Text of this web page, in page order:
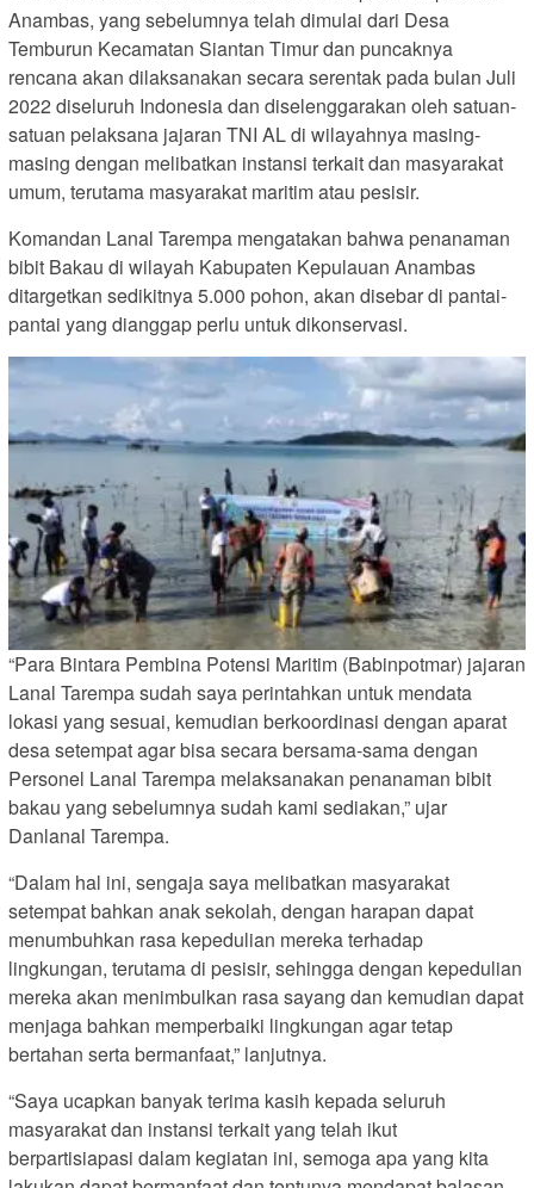
Anambas, yang sebelumnya telah dimulai dari Desa
Temburun Kecamatan Siantan Timur dan puncaknya
rencana akan dilaksanakan secara serentak pada bulan Juli
2022 diseluruh Indonesia dan diselenggarakan oleh satuan-
satuan pelaksana jajaran TNI AL di wilayahnya masing-
masing dengan melibatkan instansi terkait dan masyarakat
umum, terutama masyarakat maritim atau pesisir.
Komandan Lanal Tarempa mengatakan bahwa penanaman
bibit Bakau di wilayah Kabupaten Kepulauan Anambas
ditargetkan sedikitnya 5.000 pohon, akan disebar di pantai-
pantai yang dianggap perlu untuk dikonservasi.
“Para Bintara Pembina Potensi Maritim (Babinpotmar) jajaran
Lanal Tarempa sudah saya perintahkan untuk mendata
lokasi yang sesuai, kemudian berkoordinasi dengan aparat
desa setempat agar bisa secara bersama-sama dengan
Personel Lanal Tarempa melaksanakan penanaman bibit
bakau yang sebelumnya sudah kami sediakan,” ujar
Danlanal Tarempa.
“Dalam hal ini, sengaja saya melibatkan masyarakat
setempat bahkan anak sekolah, dengan harapan dapat
menumbuhkan rasa kepedulian mereka terhadap
lingkungan, terutama di pesisir, sehingga dengan kepedulian
mereka akan menimbulkan rasa sayang dan kemudian dapat
menjaga bahkan memperbaiki lingkungan agar tetap
bertahan serta bermanfaat,” lanjutnya.
“Saya ucapkan banyak terima kasih kepada seluruh
masyarakat dan instansi terkait yang telah ikut
berpartisiapasi dalam kegiatan ini, semoga apa yang kita